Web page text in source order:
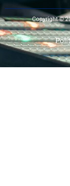
Copyright ©